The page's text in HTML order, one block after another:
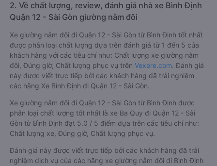
2. Về chất lượng, review, đánh giá nhà xe Bình Định
Quận 12 - Sài Gòn giường nằm đôi
Xe giường nằm đôi đi Quận 12 - Sài Gòn từ Bình Định tốt nhất
được phân loại chất lượng dựa trên đánh giá từ 1 đến 5 của
khách hàng với các tiêu chí như: Chất lượng xe giường nằm
đôi, Đúng giờ, Chất lượng phục vụ trên Vexere.com. Đánh giá
này được viết trực tiếp bởi các khách hàng đã trải nghiệm
các hãng Xe Bình Định đi Quận 12 - Sài Gòn.
Xe giường nằm đôi đi Quận 12 - Sài Gòn từ Bình Định được
phân loại chất lượng tốt nhất là xe Ba Quy đi Quận 12 - Sài
Gòn từ Bình Định đạt 5.0 / 5 điểm dựa trên các tiêu chí như:
Chất lượng xe, Đúng giờ, Chất lượng phục vụ.
Đánh giá này được viết trực tiếp bởi các khách hàng đã trải
nghiệm dịch vụ của các hãng xe giường nằm đôi đi Bình Định